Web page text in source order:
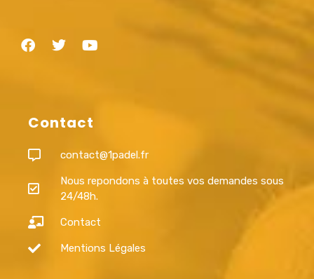
Contact
contact@1padel.fr
Nous repondons à toutes vos demandes sous
24/48h.
Contact
Mentions Légales